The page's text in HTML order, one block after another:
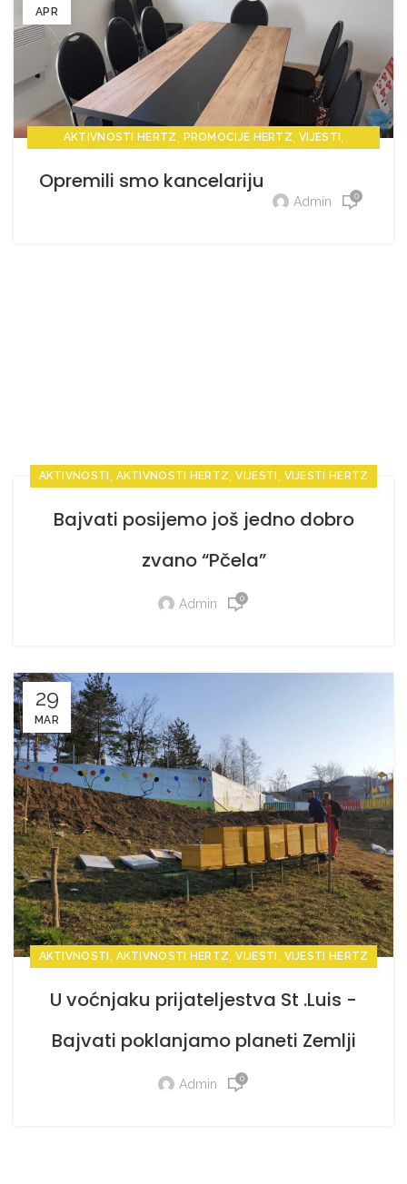
APR
AKTIVNOSTI HERTZ PROMOCIJE HERTZ ,VIJESTI
Opremili smo kancelariju
Admin 0
AKTIVNOSTI AKTIVNOSTI HERTZ ,VIJESTI VIJESTI HERTZ
Bajvati posijemo još jedno dobro
zvano “Pčela”
Admin 0
29
MAR
AKTIVNOSTI AKTIVNOSTI HERTZ ,VIJESTI VIJESTI HERTZ
U voćnjaku prijateljestva St .Luis -
Bajvati poklanjamo planeti Zemlji
pčelinjak!
Admin 0